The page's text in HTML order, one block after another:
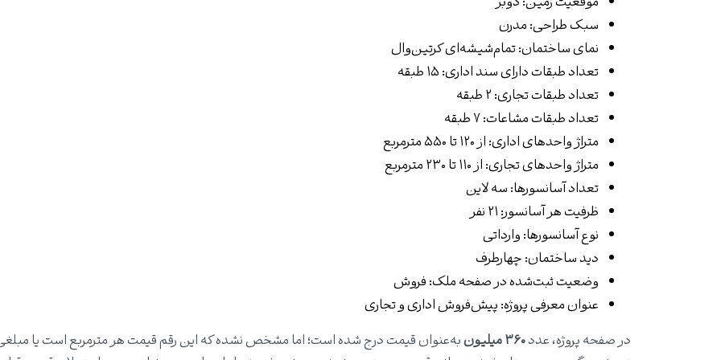
سبک طراحی: مدرن
نمای ساختمان: تمام‌شیشه‌ای کرتین‌وال
تعداد طبقات دارای سند اداری: ۱۵ طبقه
تعداد طبقات تجاری: ۲ طبقه
تعداد طبقات مشاعات: ۷ طبقه
متراژ واحدهای اداری: از ۱۲۰ تا ۵۵۰ مترمربع
متراژ واحدهای تجاری: از ۱۱۰ تا ۲۳۰ مترمربع
تعداد آسانسورها: سه لاین
ظرفیت هر آسانسور: ۲۱ نفر
نوع آسانسورها: وارداتی
دید ساختمان: چهارطرف
وضعیت ثبت‌شده در صفحه ملک: فروش
عنوان معرفی پروژه: پیش‌فروش اداری و تجاری
در صفحه پروژه، عدد۳۶۰ میلیون
به‌عنوان قیمت درج شده است؛ اما مشخص نشده که این رقم قیمت هر مترمربع است یا